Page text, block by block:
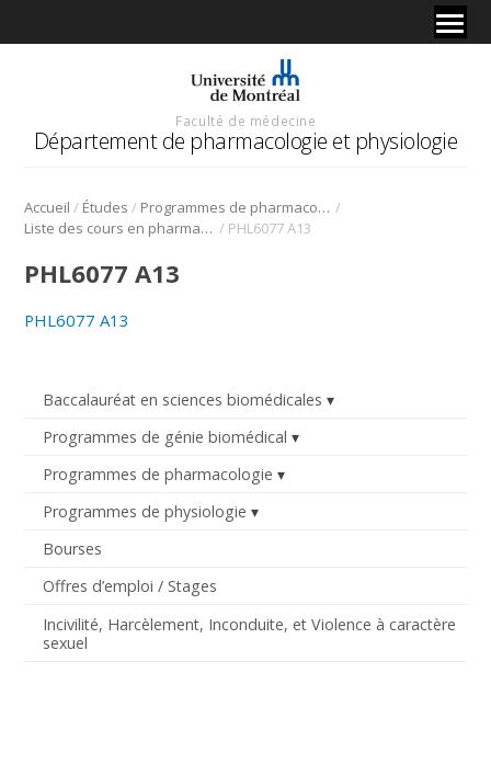
Faculté de médecine
Département de pharmacologie et physiologie
Accueil / Études / Programmes de pharmacologie /
Liste des cours en pharmacologie / PHL6077 A13
Baccalauréat en sciences biomédicales
Programmes de génie biomédical
Programmes de pharmacologie
Programmes de physiologie
Bourses
Offres d’emploi / Stages
Incivilité, Harcèlement, Inconduite, et Violence à caractère
sexuel
PHL6077 A13
PHL6077 A13